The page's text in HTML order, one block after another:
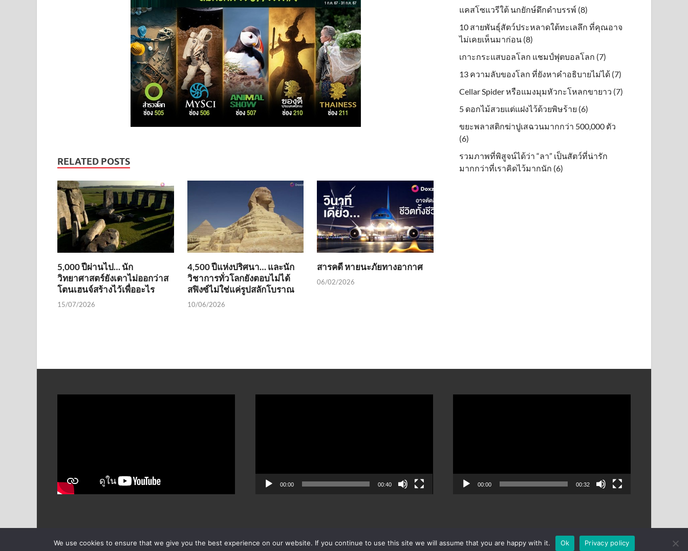
RELATED POSTS
5,000 ปีผ่านไป… นัก
วิทยาศาสตร์ยังเดาไม่ออกว่าส
โตนเฮนจ์สร้างไว้เพื่ออะไร
15/07/2026
4,500 ปีแห่งปริศนา… และนัก
วิชาการทั่วโลกยังตอบไม่ได้
สฟิงซ์ไม่ใช่แค่รูปสลักโบราณ
10/06/2026
สารคดี หายนะภัยทางอากาศ
06/02/2026
แคสโซแวรีใต้ นกยักษ์ดึกดําบรรพ์ (8)
10 สายพันธุ์สัตว์ประหลาดใต้ทะเลลึก ที่คุณอาจ
ไม่เคยเห็นมาก่อน (8)
เกาะกระแสบอลโลก แชมป์ฟุตบอลโลก (7)
13 ความลับของโลก ที่ยังหาคำอธิบายไม่ได้ (7)
Cellar Spider หรือแมงมุมหัวกะโหลกขายาว (7)
5 ดอกไม้สวยแต่แฝงไว้ด้วยพิษร้าย (6)
ขยะพลาสติกฆ่าปูเสฉวนมากกว่า 500,000 ตัว
(6)
รวมภาพที่พิสูจน์ได้ว่า “ลา” เป็นสัตว์ที่น่ารัก
มากกว่าที่เราคิดไว้มากนัก (6)
00:00 00:40 00:00 00:32
Powered by WordPressandHitMag
We use cookies to ensure that we give you the best experience on our website. If you continue to use this site we will assume that you are happy with it. Ok Privacy policy